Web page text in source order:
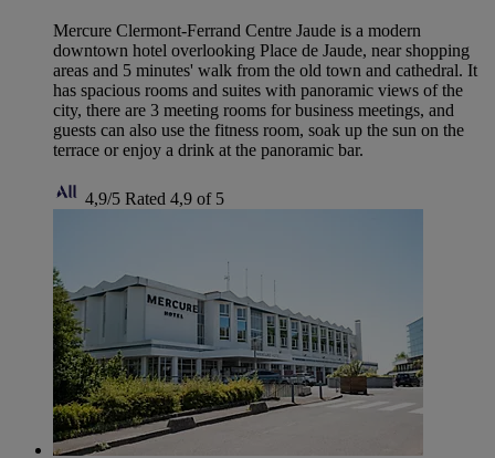
Mercure Clermont-Ferrand Centre Jaude is a modern
downtown hotel overlooking Place de Jaude, near shopping
areas and 5 minutes' walk from the old town and cathedral. It
has spacious rooms and suites with panoramic views of the
city, there are 3 meeting rooms for business meetings, and
guests can also use the fitness room, soak up the sun on the
terrace or enjoy a drink at the panoramic bar.
4,9/5 Rated 4,9 of 5